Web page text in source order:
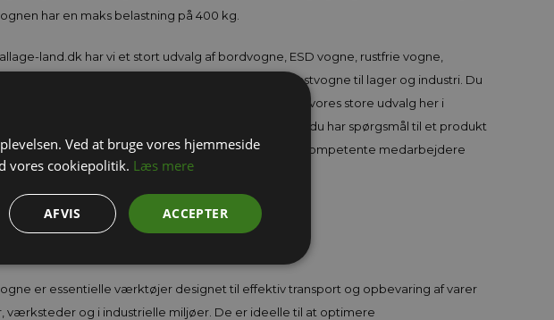
har en maks belastning på 400 kg.
land.dk har vi et stort udvalg af bordvogne, ESD vogne, rustfrie vogne,
lagervogne, trækvogne, pladevogne og sværlastvogne til lager og industri. Du
i forskellige mål, så de passer til dit formål. Se vores store udvalg her i
og hvis der er noget du ikke kan finde eller hvis du har spørgsmål til et produkt
velkommen til at ringe på tlf. 71 99 02 95 - vores kompetente medarbejdere
til at hjælpe.
– Effektiv Transport og Håndtering på Lageret
er essentielle værktøjer designet til effektiv transport og opbevaring af varer
værksteder og i industrielle miljøer. De er ideelle til at optimere
Ved at bruge vores hjemmeside
vores cookiepolitik. Læs mere
ACCEPTER
AFVIS